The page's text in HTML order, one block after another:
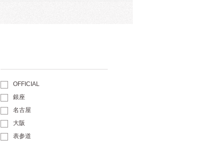
OFFICIAL
銀座
名古屋
大阪
表参道